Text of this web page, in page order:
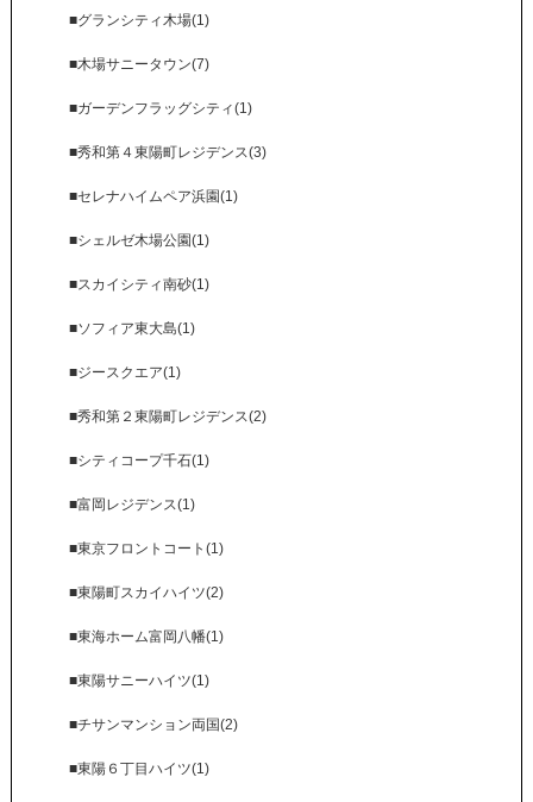
■グランシティ木場(1)
■木場サニータウン(7)
■ガーデンフラッグシティ(1)
■秀和第４東陽町レジデンス(3)
■セレナハイムペア浜園(1)
■シェルゼ木場公園(1)
■スカイシティ南砂(1)
■ソフィア東大島(1)
■ジースクエア(1)
■秀和第２東陽町レジデンス(2)
■シティコープ千石(1)
■富岡レジデンス(1)
■東京フロントコート(1)
■東陽町スカイハイツ(2)
■東海ホーム富岡八幡(1)
■東陽サニーハイツ(1)
■チサンマンション両国(2)
■東陽６丁目ハイツ(1)